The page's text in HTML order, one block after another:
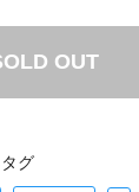
OUT
グ